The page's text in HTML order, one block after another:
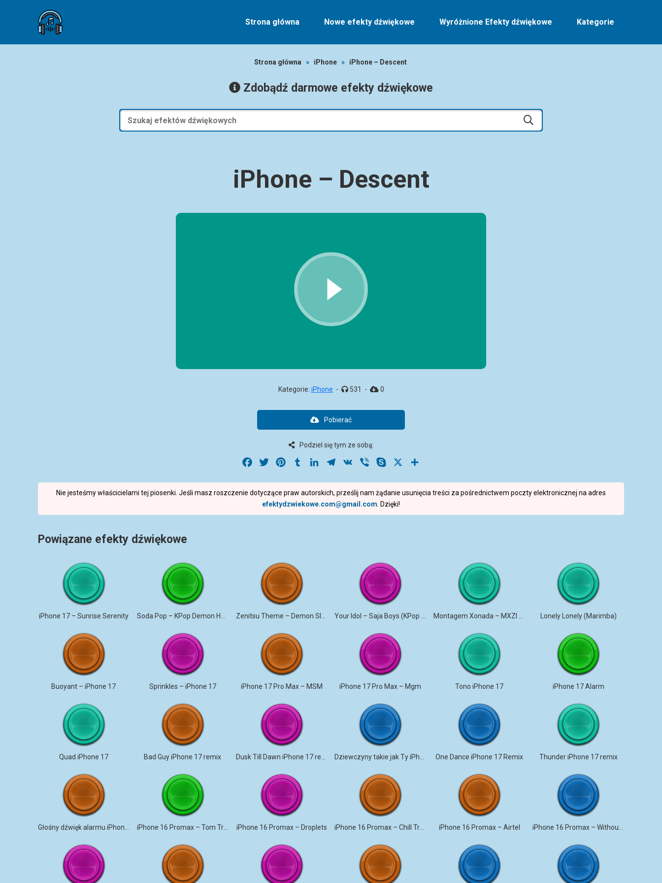
Strona główna Nowe efekty dźwiękowe Wyróżnione Efekty dźwiękowe Kategorie
Strona główna » iPhone » iPhone – Descent
Zdobądź darmowe efekty dźwiękowe
iPhone – Descent
Kategorie: iPhone - 531 - 0
Pobierać
Podziel się tym ze sobą:
Facebook
Twitter PinterestTumblrLinkedInTelegram
VK Viber Skype
Nie jesteśmy właścicielami tej piosenki. Jeśli masz roszczenie dotyczące praw autorskich, prześlij nam żądanie usunięcia treści za pośrednictwem poczty elektronicznej na adres
efektydzwiekowe.com@gmail.com . Dzięki!
Powiązane efekty dźwiękowe
iPhone 17 – Sunrise Serenity Lonely Lonely (Marimba)
Buoyant – iPhone 17 Sprinkles – iPhone 17 iPhone 17 Pro Max – MSM iPhone 17 Pro Max – Mgm Tono iPhone 17 iPhone 17 Alarm
Quad iPhone 17 Bad Guy iPhone 17 remix One Dance iPhone 17 Remix Thunder iPhone 17 remix
iPhone 16 Promax – Tom Triplo iPhone 16 Promax – Droplets iPhone 16 Promax – Airtel